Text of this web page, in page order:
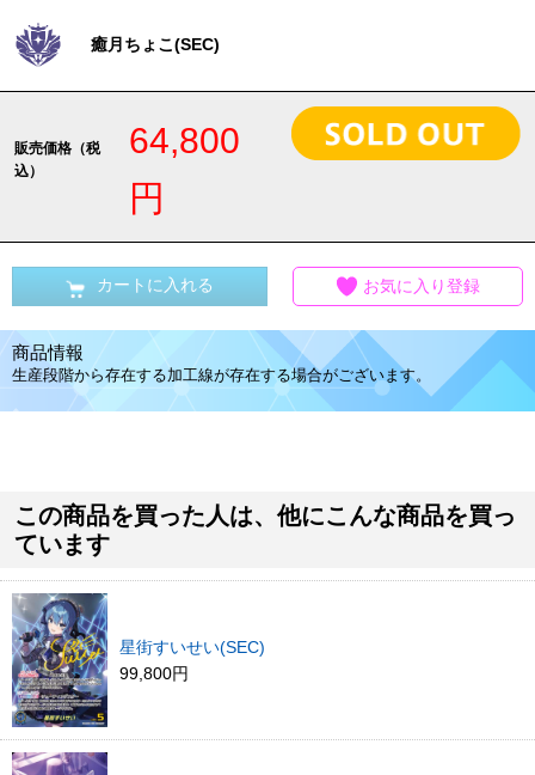
癒月ちょこ(SEC)
販売価格（税
込）
64,800
円
カートに入れる お気に入り登録
商品情報
生産段階から存在する加工線が存在する場合がございます。
この商品を買った人は、他にこんな商品を買っ
ています
星街すいせい(SEC)
99,800円